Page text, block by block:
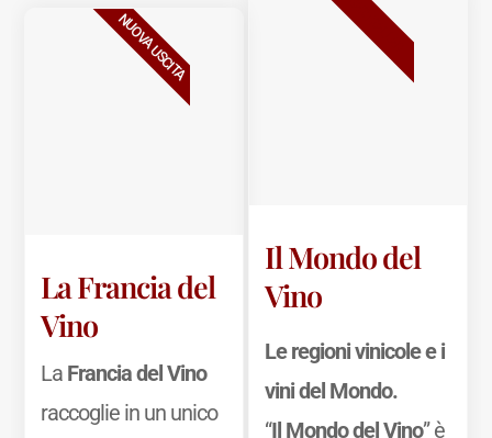
La Francia del
Vino
La Francia del Vino
raccoglie in un unico
NUOVA USCITA
Il Mondo del
Vino
Le regioni vinicole e i
vini del Mondo.
“Il Mondo del Vino” è
BESTSELLER